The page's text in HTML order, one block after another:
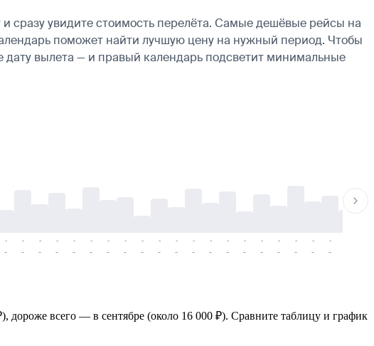
увидите стоимость перелёта. Самые дешёвые рейсы на
поможет найти лучшую цену на нужный период. Чтобы
дату вылета — и правый календарь подсветит минимальные
-
-
-
-
-
-
-
-
-
-
-
-
-
-
-
-
-
-
-
-
-
-
-
-
-
-
-
-
-
-
-
-
-
-
-
-
-
-
-
-
дороже всего — в сентябре (около 16 000 ₽). Сравните таблицу и график